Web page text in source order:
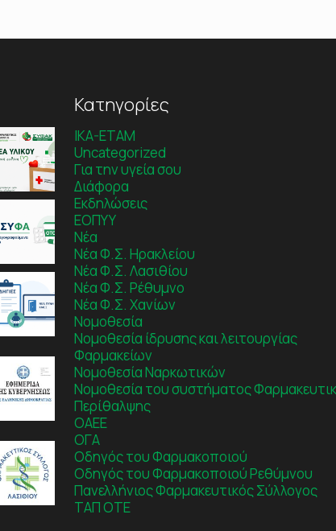
Κατηγορίες
IKA-ETAM
Uncategorized
Για την υγεία σου
Διάφορα
Εκδηλώσεις
ΕΟΠΥΥ
Νέα
Νέα Φ.Σ. Ηρακλείου
Νέα Φ.Σ. Λασιθίου
Νέα Φ.Σ. Ρέθυμνο
Νέα Φ.Σ. Χανίων
Νομοθεσία
Νομοθεσία ίδρυσης και λειτουργίας
Φαρμακείων
Νομοθεσία Ναρκωτικών
Νομοθεσία του συστήματος
Περίθαλψης
ΟΑΕΕ
ΟΓΑ
Οδηγός του Φαρμακοποιού
Οδηγός του Φαρμακοποιού Ρεθύμνου
Πανελλήνιος Φαρμακευτικός Σύλλογος
ΤΑΠ ΟΤΕ